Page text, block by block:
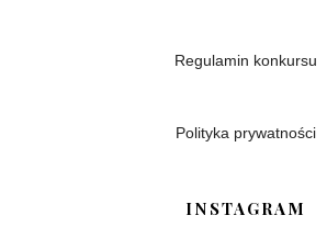
Regulamin konkursu
Polityka prywatności
INSTAGRAM